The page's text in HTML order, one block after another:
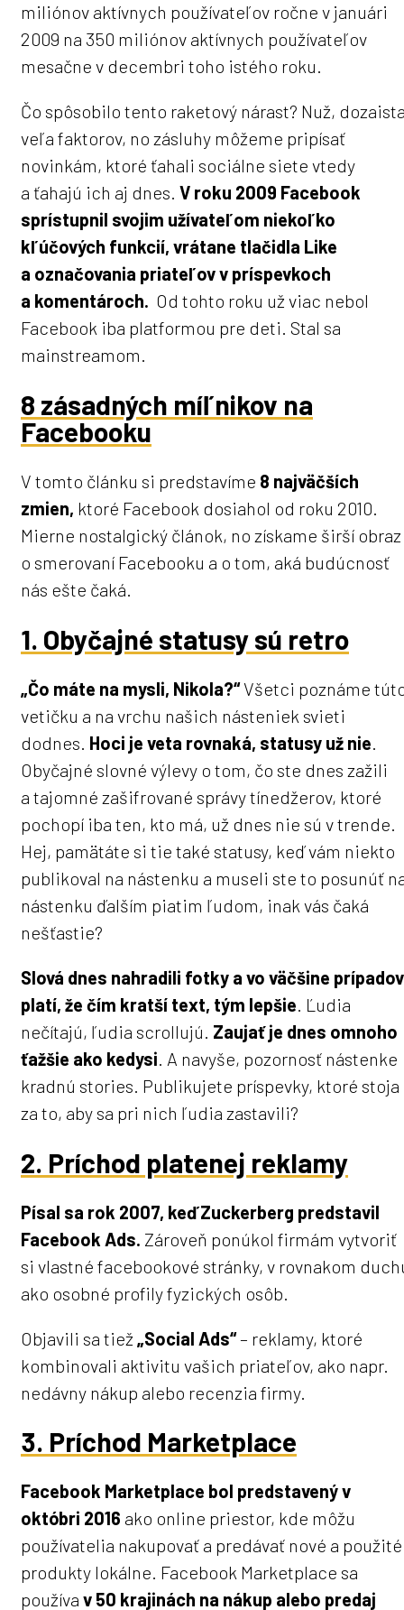
miliónov aktívnych používateľov ročne v januári
2009 na 350 miliónov aktívnych používateľov
mesačne v decembri toho istého roku.
Čo spôsobilo tento raketový nárast? Nuž,
veľa faktorov, no zásluhy môžeme pripísať
novinkám, ktoré ťahali sociálne siete vtedy
a ťahajú ich aj dnes. V roku 2009 Facebook
sprístupnil svojim užívateľom niekoľko
kľúčových funkcií, vrátane tlačidla Like
a označovania priateľov v príspevkoch
a komentároch. Od tohto roku už viac nebol
Facebook iba platformou pre deti. Stal sa
mainstreamom.
8 zásadných míľnikov na
Facebooku
V tomto článku si predstavíme 8 najväčších
zmien, ktoré Facebook dosiahol od roku 2010.
Mierne nostalgický článok, no získame širší obraz
o smerovaní Facebooku a o tom, aká budúcnosť
nás ešte čaká.
1. Obyčajné statusy sú retro
„Čo máte na mysli, Nikola?“Všetci poznáme
vetičku a na vrchu našich násteniek svieti
dodnes. Hoci je veta rovnaká, statusy už nie
Obyčajné slovné výlevy o tom, čo ste dnes zažili
a tajomné zašifrované správy tínedžerov, ktoré
pochopí iba ten, kto má, už dnes nie sú v trende.
Hej, pamätáte si tie také statusy, keď vám niekto
publikoval na nástenku a museli ste to posunúť
nástenku ďalším piatim ľudom, inak vás čaká
nešťastie?
Slová dnes nahradili fotky a vo väčšine prípadov
platí, že čím kratší text, tým lepšie . Ľudia
nečítajú, ľudia scrollujú. Zaujať je dnes omnoho
ťažšie ako kedysi . A navyše, pozornosť nástenke
kradnú stories. Publikujete príspevky, ktoré stoja
za to, aby sa pri nich ľudia zastavili?
2. Príchod platenej reklamy
Písal sa rok 2007, keď Zuckerberg predstavil
Facebook Ads. Zároveň ponúkol firmám vytvoriť
si vlastné facebookové stránky, v rovnakom
ako osobné profily fyzických osôb.
Objavili sa tiež „Social Ads“– reklamy, ktoré
kombinovali aktivitu vašich priateľov, ako napr.
nedávny nákup alebo recenzia firmy.
3. Príchod Marketplace
Facebook Marketplace bol predstavený v
októbri 2016 ako online priestor, kde môžu
používatelia nakupovať a predávať nové a použité
produkty lokálne. Facebook Marketplace sa
používa v 50 krajinách na nákup alebo predaj